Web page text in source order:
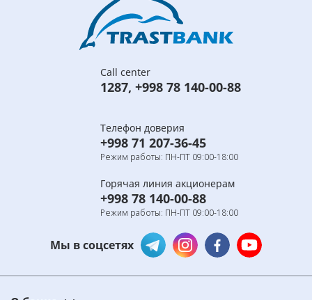
Call center
1287, +998 78 140-00-88
Телефон доверия
+998 71 207-36-45
Режим работы: ПН-ПТ 09:00-18:00
Горячая линия акционерам
+998 78 140-00-88
Режим работы: ПН-ПТ 09:00-18:00
Мы в соцсетях